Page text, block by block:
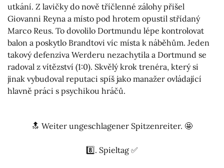
utkání. Z lavičky do nově tříčlenné zálohy přišel
Giovanni Reyna a místo pod hrotem opustil střídaný
Marco Reus. To dovolilo Dortmundu lépe kontrolovat
balon a poskytlo Brandtovi víc místa k náběhům. Jeden
takový defenziva Werderu nezachytila a Dortmund se
radoval z vítězství (1:0). Skvělý krok trenéra, který si
jinak vybudoval reputaci spíš jako manažer ovládající
hlavně práci s psychikou hráčů.
🔝 Weiter ungeschlagener Spitzenreiter. 🤩
8️⃣. Spieltag ✅